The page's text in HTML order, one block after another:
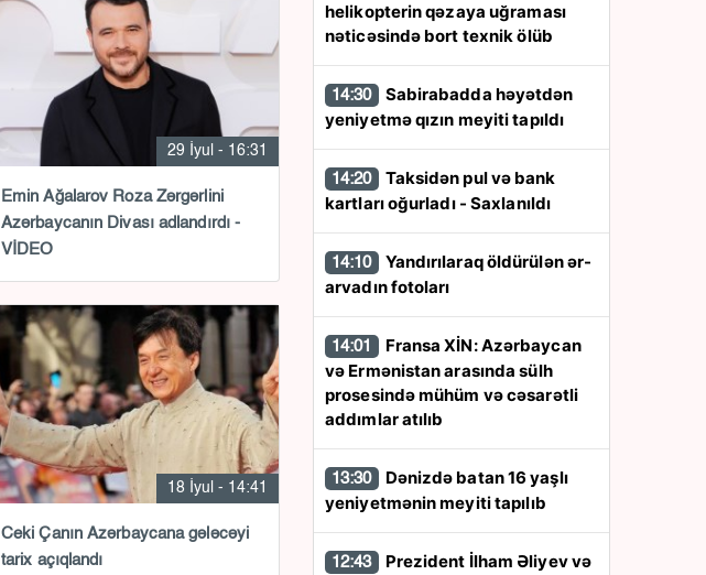
29 İyul - 16:31
Emin Ağalarov Roza Zərgərlini
Azərbaycanın Divası adlandırdı -
VİDEO
18 İyul - 14:41
Ceki Çanın Azərbaycana gələcəyi
tarix açıqlandı
helikopterin qəzaya uğraması
nəticəsində bort texnik ölüb
14:30
yeniyetmə qızın meyiti tapıldı
14:20
kartları oğurladı - Saxlanıldı
14:10
arvadın fotoları
14:01
və Ermənistan arasında sülh
prosesində mühüm və cəsarətli
addımlar atılıb
13:30
yeniyetmənin meyiti tapılıb
12:43